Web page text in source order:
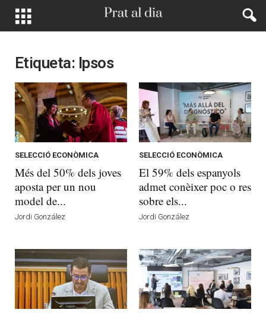
Etiqueta: Ipsos
SELECCIÓ ECONÒMICA
Més del 50% dels joves
aposta per un nou
model de...
Jordi González
SELECCIÓ ECONÒMICA
El 59% dels espanyols
admet conèixer poc o res
sobre els...
Jordi González